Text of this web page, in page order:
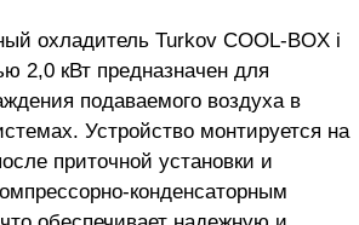
охладитель Turkov COOL-BOX i
2,0 кВт предназначен для
подаваемого воздуха в
Устройство монтируется на
приточной установки и
конденсаторным